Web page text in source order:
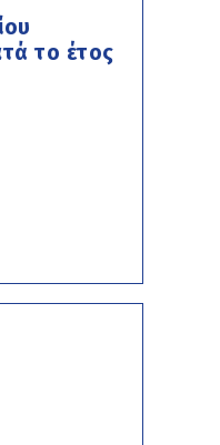
το έτος